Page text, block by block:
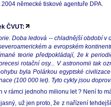
německé tiskové agentuře DPA.
ČVUT:
Doba ledová -- chladnější období
a evropském
teorie předpokládají, že k
rotační osy... V astronomii tak
byla Polárkou egyptské
(100 000 let). Tyto cykly jsou
v rámci jednoho milionu let ? Není to
už jen proto, že z nařízení